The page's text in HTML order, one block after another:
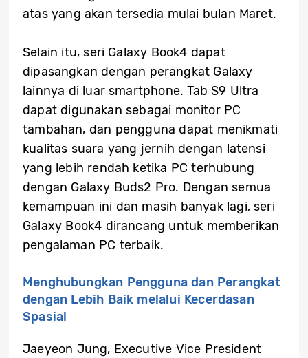
atas yang akan tersedia mulai bulan Maret.
Selain itu, seri Galaxy Book4 dapat
dipasangkan dengan perangkat Galaxy
lainnya di luar smartphone. Tab S9 Ultra
dapat digunakan sebagai monitor PC
tambahan, dan pengguna dapat menikmati
kualitas suara yang jernih dengan latensi
yang lebih rendah ketika PC terhubung
dengan Galaxy Buds2 Pro. Dengan semua
kemampuan ini dan masih banyak lagi, seri
Galaxy Book4 dirancang untuk memberikan
pengalaman PC terbaik.
Menghubungkan Pengguna dan Perangkat
dengan Lebih Baik melalui Kecerdasan
Spasial
Jaeyeon Jung, Executive Vice President